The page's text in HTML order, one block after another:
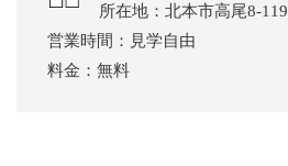
所在地：北本市高尾8-119
営業時間：見学自由
料金：無料